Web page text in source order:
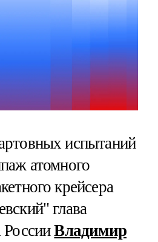
испытаний
атомного
крейсера
глава
РоссииВладимир